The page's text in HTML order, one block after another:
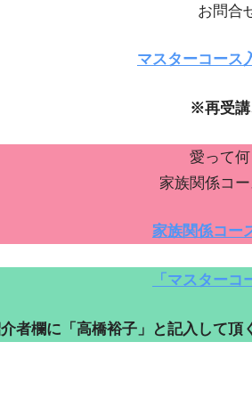
お問合
マスターコース
※再受講
愛って
家族関係コ
家族関係コー
「マスター
者欄に「高橋裕子」と記入して頂